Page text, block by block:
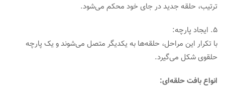
ترتیب، حلقه جدید در جای خود محکم می‌شود.
5. ایجاد پارچه:
با تکرار این مراحل، حلقه‌ها به یکدیگر متصل می‌شوند و یک پارچه
حلقوی شکل می‌گیرد.
انواع بافت حلقه‌ای: